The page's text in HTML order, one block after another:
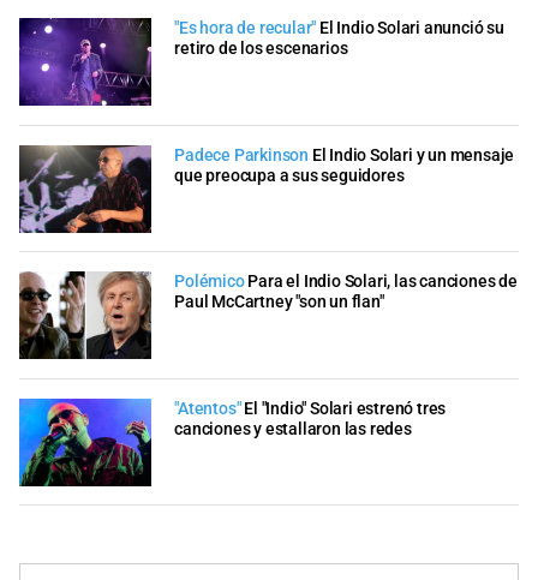
"Es hora de recular" El Indio Solari anunció su
retiro de los escenarios
Padece Parkinson El Indio Solari y un mensaje
que preocupa a sus seguidores
Polémico Para el Indio Solari, las canciones de
Paul McCartney "son un flan"
"Atentos" El "Indio" Solari estrenó tres
canciones y estallaron las redes